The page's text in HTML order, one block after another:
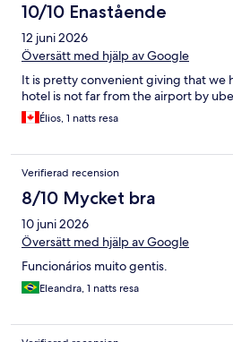
10/10 Enastående
12 juni 2026
Översätt med hjälp av Google
It is pretty convenient giving that we
hotel is not far from the airport by
Élios, 1 natts resa
Verifierad recension
8/10 Mycket bra
10 juni 2026
Översätt med hjälp av Google
Funcionários muito gentis.
Eleandra, 1 natts resa